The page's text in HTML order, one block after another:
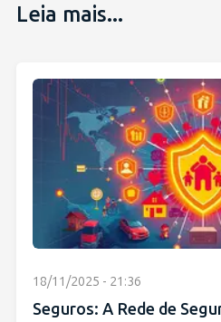
Leia mais...
18/11/2025 - 21:36
Seguros: A Rede de